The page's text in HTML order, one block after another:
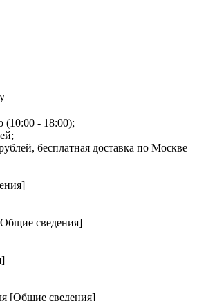
(10:00 - 18:00);
бесплатная доставка по Москве
сведения]
[Общие сведения]